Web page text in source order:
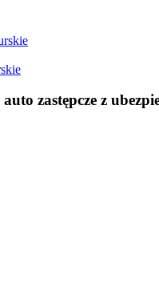
zastępcze z